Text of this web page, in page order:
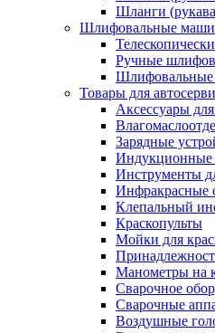
Шланги
Шлифовальные
Ручные
Шлифовальные
Товары для
Аксессуары
Зарядные
Индукционные
Инструменты
Инфракрасные
Клепальный
Краскопульты
Мойки для
Манометры на
Сварочное
Сварочные
Воздушные